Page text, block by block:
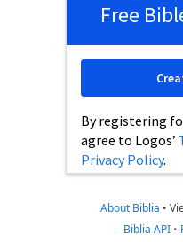
Free
By registering
agree to Logos’
Privacy Policy.
About Biblia •
Biblia API •